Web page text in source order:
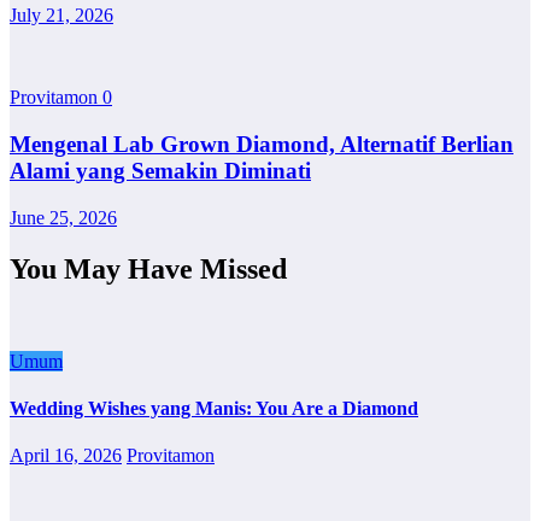
July 21, 2026
Provitamon 0
Mengenal Lab Grown Diamond, Alternatif Berlian
Alami yang Semakin Diminati
June 25, 2026
You May Have Missed
Umum
Wedding Wishes yang Manis: You Are a Diamond
April 16, 2026 Provitamon